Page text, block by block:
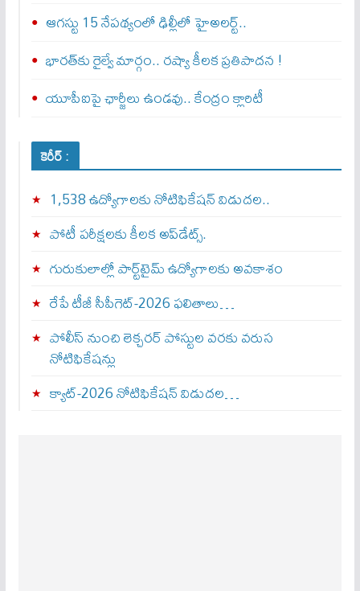
ఆగస్టు 15 నేపథ్యంలో ఢిల్లీలో హైఅలర్ట్..
భారత్‌కు రైల్వే మార్గం.. రష్యా కీలక ప్రతిపాదన !
యూపీఐపై ఛార్జీలు ఉండవు.. కేంద్రం క్లారిటీ
కెరీర్ :
1,538 ఉద్యోగాలకు నోటిఫికేషన్ విడుదల..
పోటీ పరీక్షలకు కీలక అప్‌డేట్స్.
గురుకులాల్లో పార్ట్‌టైమ్ ఉద్యోగాలకు అవకాశం
రేపే టీజీ సీపీగెట్‌-2026 ఫలితాలు…
పోలీస్ నుంచి లెక్చరర్ పోస్టుల వరకు వరుస
నోటిఫికేషన్లు
క్యాట్-2026 నోటిఫికేషన్ విడుదల…